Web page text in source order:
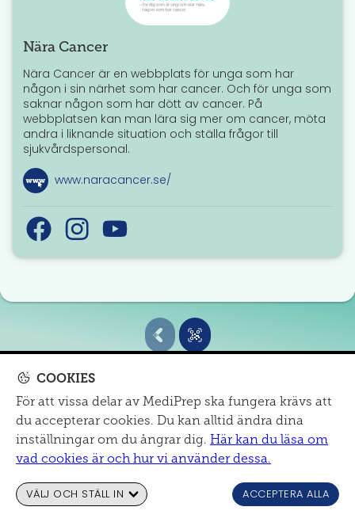
Nära Cancer
Nära Cancer är en webbplats för unga som har
någon i sin närhet som har cancer. Och för unga som
saknar någon som har dött av cancer. På
webbplatsen kan man lära sig mer om cancer, möta
andra i liknande situation och ställa frågor till
sjukvårdspersonal.
www.naracancer.se/
MITT SJUKHUS
Om oss|mail@mediprep.se|Informationsmaterial
Cookies och dataskydd
Tillgänglighet
© MediPrep
COOKIES
För att vissa delar av MediPrep ska fungera krävs att
du accepterar cookies. Du kan alltid ändra dina
inställningar om du ångrar dig. Här kan du läsa om
vad cookies är och hur vi använder dessa.
VÄLJ OCH STÄLL IN ACCEPTERA ALLA